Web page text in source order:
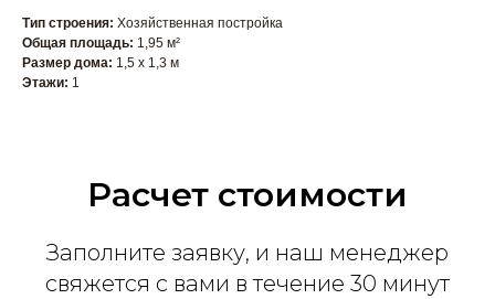
Тип строения: Хозяйственная постройка
Общая площадь: 1,95 м²
Размер дома: 1,5 x 1,3 м
Этажи: 1
Расчет стоимости
Заполните заявку, и наш менеджер
свяжется с вами в течение 30 минут